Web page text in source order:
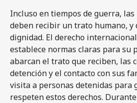
Incluso en tiempos de guerra,
deben recibir un trato humano, y
dignidad. El derecho
establece normas claras para su
abarcan el trato que reciben, las
detención y el contacto con sus
visita a personas detenidas para
respeten estos derechos.